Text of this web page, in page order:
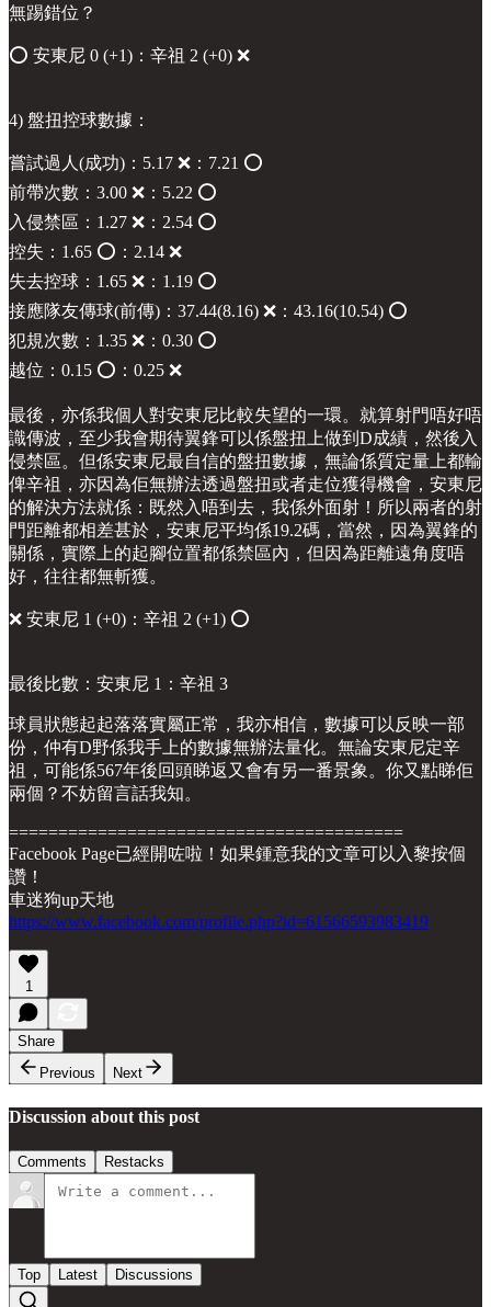
無踢錯位？
⭕️ 安東尼 0 (+1)：辛祖 2 (+0) ❌
4) 盤扭控球數據：
嘗試過人(成功)：5.17 ❌：7.21 ⭕️
前帶次數：3.00 ❌：5.22 ⭕️
入侵禁區：1.27 ❌：2.54 ⭕️
控失：1.65 ⭕️：2.14 ❌
失去控球：1.65 ❌：1.19 ⭕️
接應隊友傳球(前傳)：37.44(8.16) ❌：43.16(10.54) ⭕️
犯規次數：1.35 ❌：0.30 ⭕️
越位：0.15 ⭕️：0.25 ❌
最後，亦係我個人對安東尼比較失望的一環。就算射門唔好唔
識傳波，至少我會期待翼鋒可以係盤扭上做到D成績，然後入
侵禁區。但係安東尼最自信的盤扭數據，無論係質定量上都輸
俾辛祖，亦因為佢無辦法透過盤扭或者走位獲得機會，安東尼
的解決方法就係：既然入唔到去，我係外面射！所以兩者的射
門距離都相差甚於，安東尼平均係19.2碼，當然，因為翼鋒的
關係，實際上的起腳位置都係禁區內，但因為距離遠角度唔
好，往往都無斬獲。
❌ 安東尼 1 (+0)：辛祖 2 (+1) ⭕️
最後比數：安東尼 1：辛祖 3
球員狀態起起落落實屬正常，我亦相信，數據可以反映一部
份，仲有D野係我手上的數據無辦法量化。無論安東尼定辛
祖，可能係567年後回頭睇返又會有另一番景象。你又點睇佢
兩個？不妨留言話我知。
========================================
Facebook Page已經開咗啦！如果鍾意我的文章可以入黎按個
讚！
車迷狗up天地
https://www.facebook.com/profile.php?id=61566593983419
1
Share
Previous
Next
Discussion about this post
Comments Restacks
Top Latest Discussions